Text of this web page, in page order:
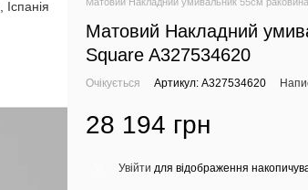
Матовий Накладний
Square A327534620
Очікується Артикул: A327534620
28 194 грн
Увійти для відображення